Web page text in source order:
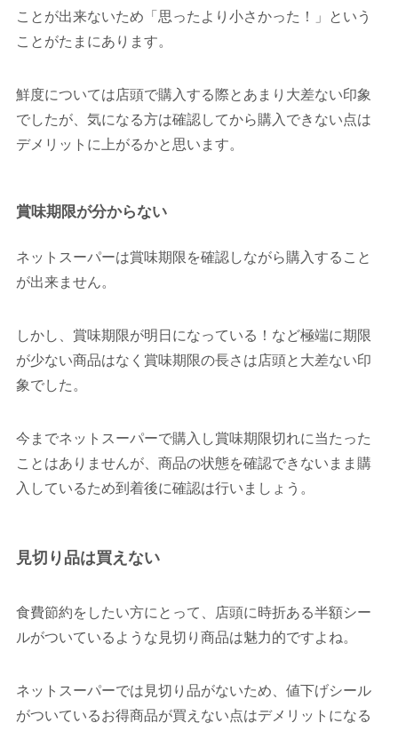
ことが出来ないため「思ったより小さかった！」という
ことがたまにあります。
鮮度については店頭で購入する際とあまり大差ない印象
でしたが、気になる方は確認してから購入できない点は
デメリットに上がるかと思います。
賞味期限が分からない
ネットスーパーは賞味期限を確認しながら購入すること
が出来ません。
しかし、賞味期限が明日になっている！など極端に期限
が少ない商品はなく賞味期限の長さは店頭と大差ない印
象でした。
今までネットスーパーで購入し賞味期限切れに当たった
ことはありませんが、商品の状態を確認できないまま購
入しているため到着後に確認は行いましょう。
見切り品は買えない
食費節約をしたい方にとって、店頭に時折ある半額シー
ルがついているような見切り商品は魅力的ですよね。
ネットスーパーでは見切り品がないため、値下げシール
がついているお得商品が買えない点はデメリットになる